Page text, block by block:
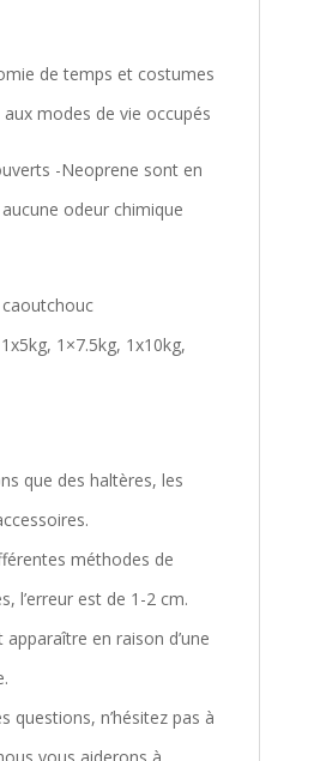
de temps et costumes
modes de vie occupés
-Neoprene sont en
odeur chimique
1×7.5kg, 1x10kg,
que des haltères, les
méthodes de
l’erreur est de 1-2 cm.
en raison d’une
questions, n’hésitez pas à
vous aiderons à